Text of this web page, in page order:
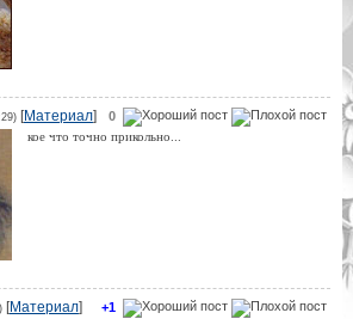
0
[Материал]
кое что точно прикольно...
+1
[Материал]